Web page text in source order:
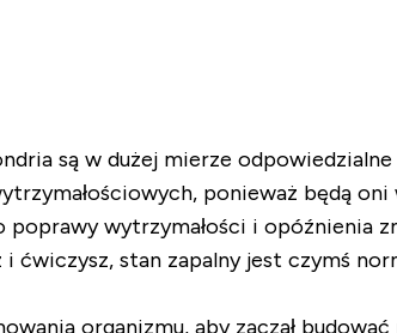
są w dużej mierze odpowiedzialne
ponieważ będą
wytrzymałości i opóźnienia
ćwiczysz, stan zapalny jest czymś
organizmu, aby zaczął